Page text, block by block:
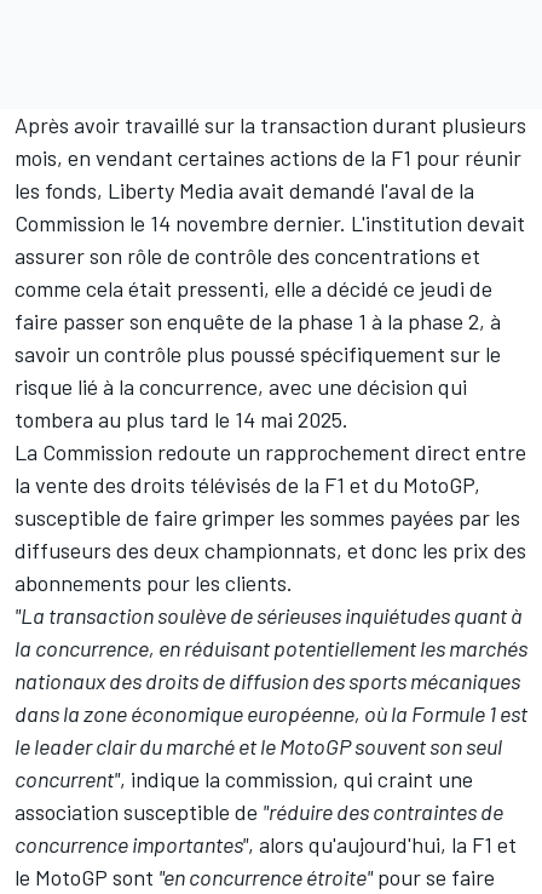
Après avoir travaillé sur la transaction durant plusieurs
mois, en vendant certaines actions de la F1 pour réunir
les fonds, Liberty Media avait demandé l'aval de la
Commission le 14 novembre dernier. L'institution devait
assurer son rôle de contrôle des concentrations et
comme cela était pressenti, elle a décidé ce jeudi de
faire passer son enquête de la phase 1 à la phase 2, à
savoir un contrôle plus poussé spécifiquement sur le
risque lié à la concurrence, avec une décision qui
tombera au plus tard le 14 mai 2025.
La Commission redoute un rapprochement direct entre
la vente des droits télévisés de la F1 et du MotoGP,
susceptible de faire grimper les sommes payées par les
diffuseurs des deux championnats, et donc les prix des
abonnements pour les clients.
"La transaction soulève de sérieuses inquiétudes quant à
la concurrence, en réduisant potentiellement les marchés
nationaux des droits de diffusion des sports mécaniques
dans la zone économique européenne, où la Formule 1 est
le leader clair du marché et le MotoGP souvent son seul
concurrent", indique la commission, qui craint une
association susceptible de "réduire des contraintes de
concurrence importantes", alors qu'aujourd'hui, la F1 et
le MotoGP sont "en concurrence étroite"pour se faire